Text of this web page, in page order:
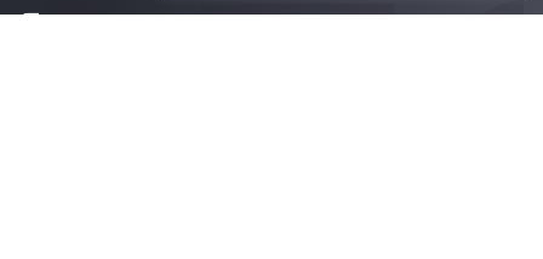
ติดตามเรา